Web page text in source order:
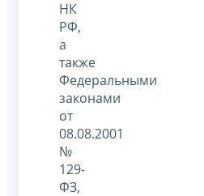
НК
РФ,
а
также
Федеральными
законами
от
08.08.2001
№
129-
ФЗ,